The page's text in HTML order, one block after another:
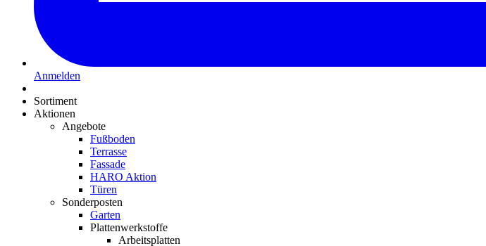
Anmelden
Sortiment
Aktionen
Angebote
Fußboden
Terrasse
Fassade
HARO Aktion
Türen
Sonderposten
Garten
Plattenwerkstoffe
Arbeitsplatten